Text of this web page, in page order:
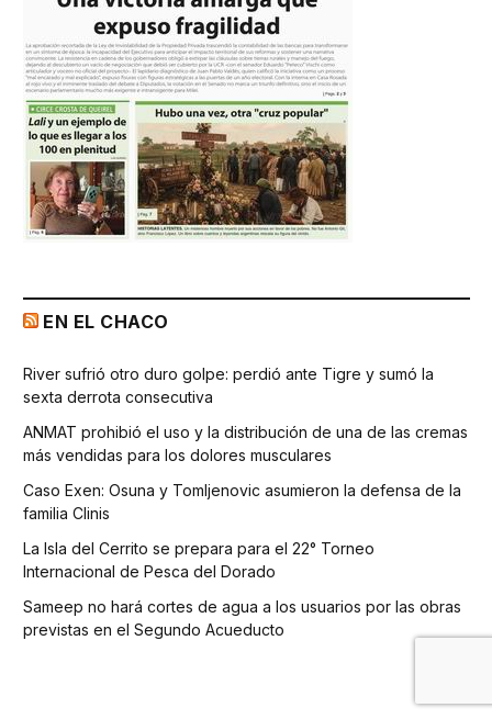
EN EL CHACO
River sufrió otro duro golpe: perdió ante Tigre y sumó la
sexta derrota consecutiva
ANMAT prohibió el uso y la distribución de una de las cremas
más vendidas para los dolores musculares
Caso Exen: Osuna y Tomljenovic asumieron la defensa de la
familia Clinis
La Isla del Cerrito se prepara para el 22° Torneo
Internacional de Pesca del Dorado
Sameep no hará cortes de agua a los usuarios por las obras
previstas en el Segundo Acueducto